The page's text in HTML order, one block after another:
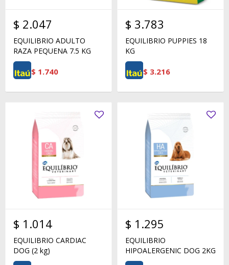
$ 2.047
EQUILIBRIO ADULTO
RAZA PEQUENA 7.5 KG
$ 1.740
$ 3.783
EQUILIBRIO PUPPIES 18
KG
$ 3.216
$ 1.014
EQUILIBRIO CARDIAC
DOG (2 kg)
$ 1.295
EQUILIBRIO
HIPOALERGENIC DOG 2KG